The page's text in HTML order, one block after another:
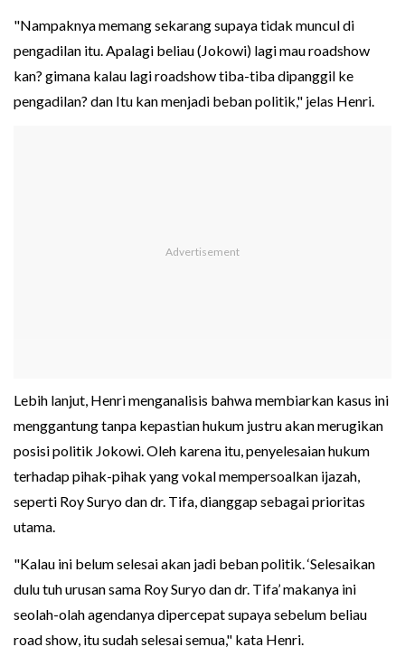
"Nampaknya memang sekarang supaya tidak muncul di
pengadilan itu. Apalagi beliau (Jokowi) lagi mau roadshow
kan? gimana kalau lagi roadshow tiba-tiba dipanggil ke
pengadilan? dan Itu kan menjadi beban politik," jelas Henri.
Lebih lanjut, Henri menganalisis bahwa membiarkan kasus ini
menggantung tanpa kepastian hukum justru akan merugikan
posisi politik Jokowi. Oleh karena itu, penyelesaian hukum
terhadap pihak-pihak yang vokal mempersoalkan ijazah,
seperti Roy Suryo dan dr. Tifa, dianggap sebagai prioritas
utama.
"Kalau ini belum selesai akan jadi beban politik. ‘Selesaikan
dulu tuh urusan sama Roy Suryo dan dr. Tifa’ makanya ini
seolah-olah agendanya dipercepat supaya sebelum beliau
road show, itu sudah selesai semua," kata Henri.